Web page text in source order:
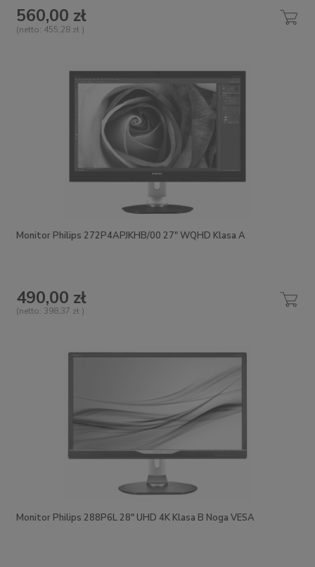
560,00 zł
(netto: 455,28 zł )
Monitor Philips 272P4APJKHB/00 27" WQHD Klasa A
490,00 zł
(netto: 398,37 zł )
Monitor Philips 288P6L 28" UHD 4K Klasa B Noga VESA